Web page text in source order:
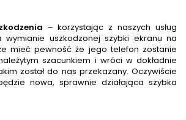
– korzystając z naszych usług
wymianie uszkodzonej szybki ekranu na
mieć pewność że jego telefon zostanie
szacunkiem i wróci w dokładnie
został do nas przekazany. Oczywiście
nowa, sprawnie działająca szybka